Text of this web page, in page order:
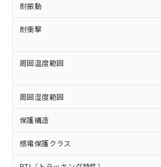
耐振動
耐衝撃
周囲温度範囲
周囲湿度範囲
保護構造
感電保護クラス
本サービスは、当社
商品の当社在庫状況お
(税抜)を提供させてい
当社制御機器事業取
本サービスの対象外
在庫状況および標準
記載している更新日時
タに基づき作成される
覧された時点での実際
準価格とは異なる場
調査・確認中：EU RoHS指
非含有の対応状況を調査中
害物質有無と関係のない商
仕入先様の事情により、非
いたものが、含有品と判明
むを得ず変更することがあ
*EU RoHS指令（10物質）：
鉛(Pb) 1000ppm以下、 水銀(Hg)
ミウム(Cd) 100ppm以下、
六価クロム(Cr(Ⅵ)) 1000ppm以下、
類(PBB) 1000ppm以下、ポリ臭化
「○」：最大均質材料含有
基準値以下であることを示
「×」：最大均質材料含有
基準値を超えていることを
「－」：未確認です。当社
*中国RoHS10物質の基準値 (GB/
Pb(鉛) :1000ppm、 Hg(水銀) :
当社は、これら貴社
為替および外国貿易法
（以下｢規制貨物等」
または国外への提供す
国政府の輸出許可(また
可)を取得するなどの必
とります。
号